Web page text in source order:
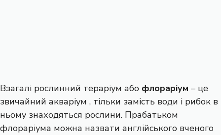
Взагалі рослинний тераріум або флораріум – це
звичайний акваріум , тільки замість води і рибок в
ньому знаходяться рослини. Прабатьком
флораріума можна назвати англійського вченого